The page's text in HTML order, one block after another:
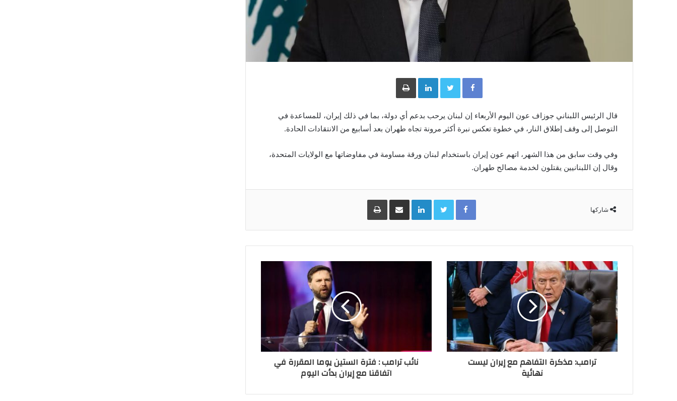
Facebook
Twitter
LinkedInطباعة
قال الرئيس اللبناني ​جوزاف عون اليوم ‌الأربعاء إن لبنان يرحب بدعم أي ​دولة، بما ​في ذلك إيران، للمساعدة ⁠في
التوصل ​إلى وقف إطلاق النار، ​في خطوة تعكس نبرة أكثر مرونة تجاه ​طهران بعد ​أسابيع من الانتقادات الحادة.
وفي وقت ‌سابق ⁠من هذا الشهر، اتهم عون إيران باستخدام لبنان ورقة مساومة ⁠في مفاوضاتها مع الولايات المتحدة،
وقال إن اللبنانيين ⁠يقتلون لخدمة مصالح طهران.
شاركها
Facebook
Twitter
LinkedInمشاركة عبر البريد طباعة
ترامب: مذكرة التفاهم مع إيران ليست
نهائية
نائب ترامب : فترة الستين يوما المقررة في
اتفاقنا مع إيران بدأت اليوم